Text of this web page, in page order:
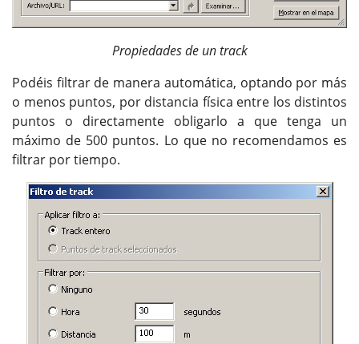
Propiedades de un track
Podéis filtrar de manera automática, optando por más
o menos puntos, por distancia física entre los distintos
puntos o directamente obligarlo a que tenga un
máximo de 500 puntos. Lo que no recomendamos es
filtrar por tiempo.